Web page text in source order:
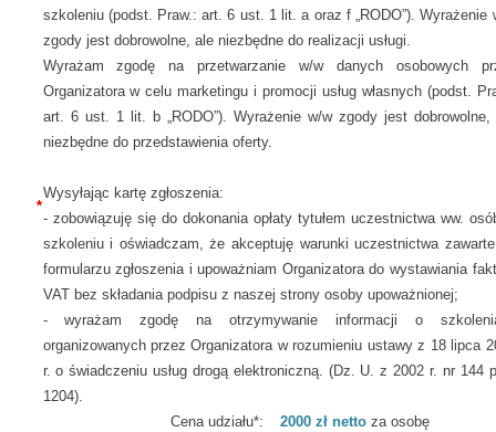
*
szkoleniu (podst. Praw.: art. 6 ust. 1 lit. a oraz f „RODO”). Wyrażenie
zgody jest dobrowolne, ale niezbędne do realizacji usługi.
Wyrażam zgodę na przetwarzanie w/w danych osobowych
Organizatora w celu marketingu i promocji usług własnych (podst.
art. 6 ust. 1 lit. b „RODO”). Wyrażenie w/w zgody jest dobrowolne,
niezbędne do przedstawienia oferty.
Wysyłając kartę zgłoszenia:
- zobowiązuję się do dokonania opłaty tytułem uczestnictwa ww.
szkoleniu i oświadczam, że akceptuję warunki uczestnictwa
formularzu zgłoszenia i upoważniam Organizatora do wystawiania
VAT bez składania podpisu z naszej strony osoby upoważnionej;
- wyrażam zgodę na otrzymywanie informacji o
organizowanych przez Organizatora w rozumieniu ustawy z 18 lipca
r. o świadczeniu usług drogą elektroniczną. (Dz. U. z 2002 r. nr 144
1204).
Cena udziału*:
2000 zł netto za osobę